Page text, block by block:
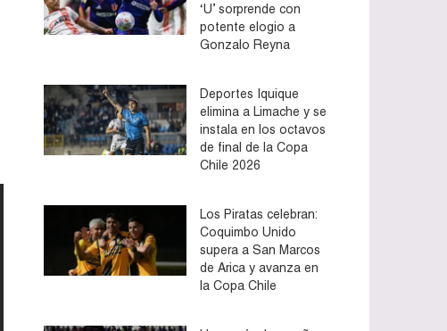
‘U’ sorprende con
potente elogio a
Gonzalo Reyna
Deportes Iquique
elimina a Limache y se
instala en los octavos
de final de la Copa
Chile 2026
Los Piratas celebran:
Coquimbo Unido
supera a San Marcos
de Arica y avanza en
la Copa Chile